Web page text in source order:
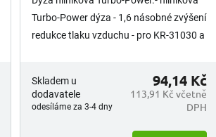
Turbo-Power dýza - 1,6 násobné zvýšení
redukce tlaku vzduchu - pro KR-31030 a
Skladem u
dodavatele
odesíláme za 3-4 dny
113,91 Kč včetně
DPH
94,14 Kč